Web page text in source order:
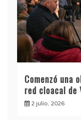
Comenzó una
red cloacal de
2 julio, 2026